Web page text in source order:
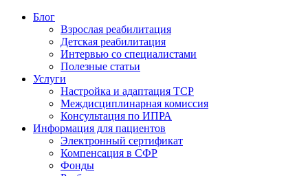
Блог
Взрослая реабилитация
Детская реабилитация
Интервью со специалистами
Полезные статьи
Услуги
Настройка и адаптация ТСР
Междисциплинарная комиссия
Консультация по ИПРА
Информация для пациентов
Электронный сертификат
Компенсация в СФР
Фонды